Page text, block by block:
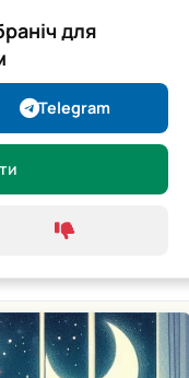
для
Telegram